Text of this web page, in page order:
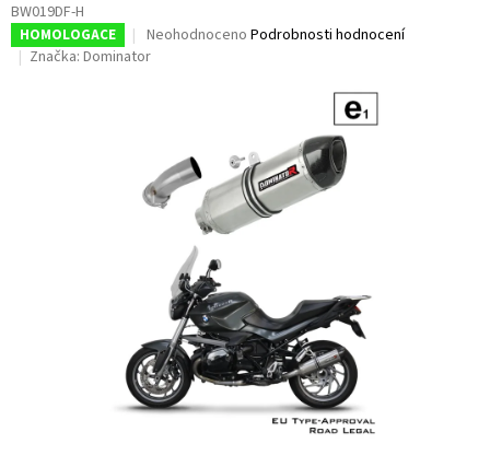
BW019DF-H
HOMOLOGACE
Průměrné
hodnocení
hvězdiček.
Neohodnoceno Podrobnosti hodnocení
Značka: Dominator